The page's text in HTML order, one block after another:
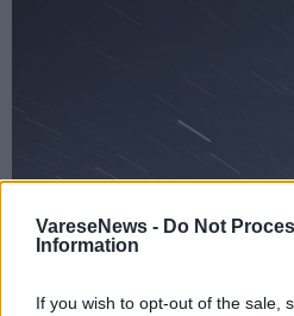
VareseNews - Do Not
Information
If you wish to opt-out of the sale,